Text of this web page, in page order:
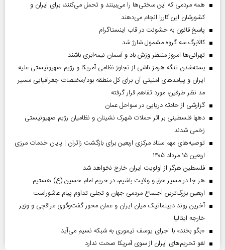
همه مردمی که این سختی‌ها را می‌بینند و تحمل می‌کنند، برای ایران و
کشورشان این کاررا انجام می‌دهند
پاسخ قانون به خشونت در قاب اینستاگرام
کالابرگ سه گروه مشمول شارژ شد
تهرانی‌ها امروز منتظر وزش باد و آسمان نیمه‌ابری باشند
بسته‌شدن تنگه هرمز ناشی از تجاوز نظامی آمریکا و رژیم صهیونیستی علیه
ایران و پیامد‌های امنیتی آن برای کل منطقه بود/مختصات جغرافیایی مسیر
مد نظر طرفین، مورد تفاهم قرار گرفته
گزارشی از حادثه دریایی در سواحل عمان
دهها فلسطینی بر اثر حملات شهرک نشینان و نظامیان رژیم صهیونیستی
زخمی شدند
توصیه‌های مهم ستاد مرکزی اربعین برای بازگشت زائران | پایان خدمات مرزی
اربعین ۱۵ مرداد ۱۴۰۵
فلسطین هرگز از اولویت ایران خارج نخواهد شد
هر جا در مسیر حق و ولایت باشیم، در حریم امام حسین (ع) هستیم
اربعین بزرگ‌ترین اجتماع مردمی جهان و تجلی تداوم پیام عاشوراست
آخرین روند دیپلماتیک میان ایران و عمان محور گفت‌وگوی عراقچی و وزیر
خارجه ایتالیا
«بگو بخند» با اجرای یوسف تیموری به شبکه نسیم می‌آید
لغو تحریم‌های ایران از سوی آمریکا صحت ندارد